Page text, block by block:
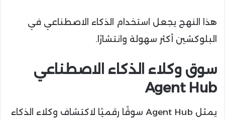
هذا النهج يجعل استخدام الذكاء الاصطناعي في
البلوكشين أكثر سهولة وانتشارًا.
سوق وكلاء الذكاء الاصطناعي
Agent Hub
يمثل Agent Hub سوقًا رقميًا لاكتشاف وكلاء الذكاء